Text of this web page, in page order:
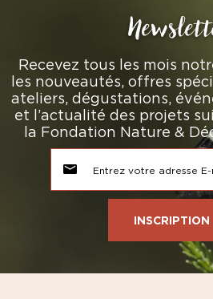
Recevez tous les mois
les nouveautés, offres
ateliers, dégustations,
et l’actualité des projets
la Fondation Nature &
INSCRIPTION